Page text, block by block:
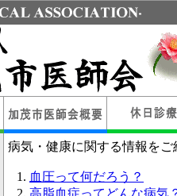
病気・健康に関する情報を
血圧って何だろう？
高脂血症ってどんな病気